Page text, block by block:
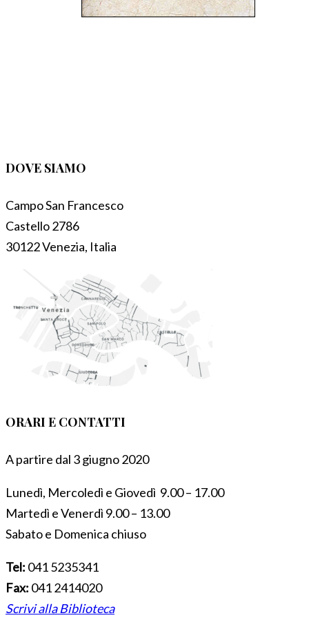
DOVE SIAMO
Campo San Francesco
Castello 2786
30122 Venezia, Italia
ORARI E CONTATTI
A partire dal 3 giugno 2020
Lunedì, Mercoledì e Giovedì 9.00 – 17.00
Martedì e Venerdì 9.00 – 13.00
Sabato e Domenica chiuso
Tel: 041 5235341
Fax: 041 2414020
Scrivi alla Biblioteca